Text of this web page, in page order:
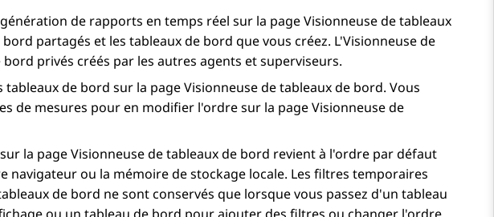
de rapports en temps réel sur la pageVisionneuse de tableaux
partagés et les tableaux de bord que vous créez. L'Visionneuse de
privés créés par les autres agents et superviseurs.
tableaux de bord sur la pageVisionneuse de tableaux de bord. Vous
de mesures pour en modifier l'ordre sur la pageVisionneuse de
la pageVisionneuse de tableaux de bord revient à l'ordre par défaut
navigateur ou la mémoire de stockage locale. Les filtres temporaires
de bord ne sont conservés que lorsque vous passez d'un tableau